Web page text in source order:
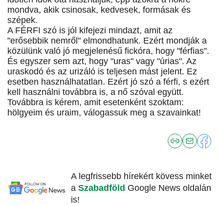
mondva, akik csinosak, kedvesek, formásak és
szépek.
A FÉRFI szó is jól kifejezi mindazt, amit az
"erősebbik nemről" elmondhatunk. Ezért mondják a
közülünk való jó megjelenésű fickóra, hogy "férfias".
És egyszer sem azt, hogy "uras" vagy "úrias". Az
uraskodó és az urizáló is teljesen mást jelent. Ez
esetben használhatatlan. Ezért jó szó a férfi, s ezért
kell használni továbbra is, a nő szóval együtt.
Továbbra is kérem, amit esetenként szoktam:
hölgyeim és uraim, válogassuk meg a szavainkat!
A legfrissebb hírekért kövess minket
a Szabadföld Google News oldalán
is!